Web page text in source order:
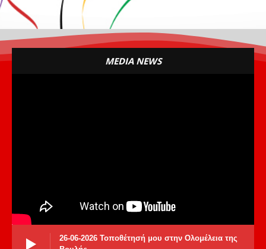
MEDIA NEWS
26-06-2026 Τοποθέτησή μου στην Ολομέλεια της